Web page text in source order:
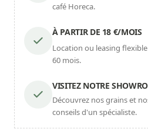
café Horeca.
À PARTIR DE 18 €/MOIS
Location ou leasing
60 mois.
VISITEZ NOTRE
Découvrez nos grains et
conseils d'un spécialiste.